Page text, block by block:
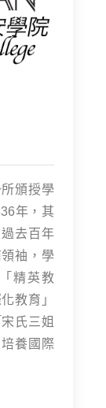
頒授學
年，其
去百年
袖，學
精英教
教育」
氏三姐
養國際